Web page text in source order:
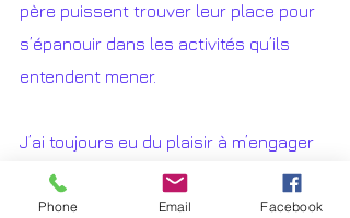
père puissent trouver leur place pour
s’épanouir dans les activités qu’ils
entendent mener.
J’ai toujours eu du plaisir à m’engager
en politique et relever le défi d’une
telle campagne ne peut que
Phone Email Facebook